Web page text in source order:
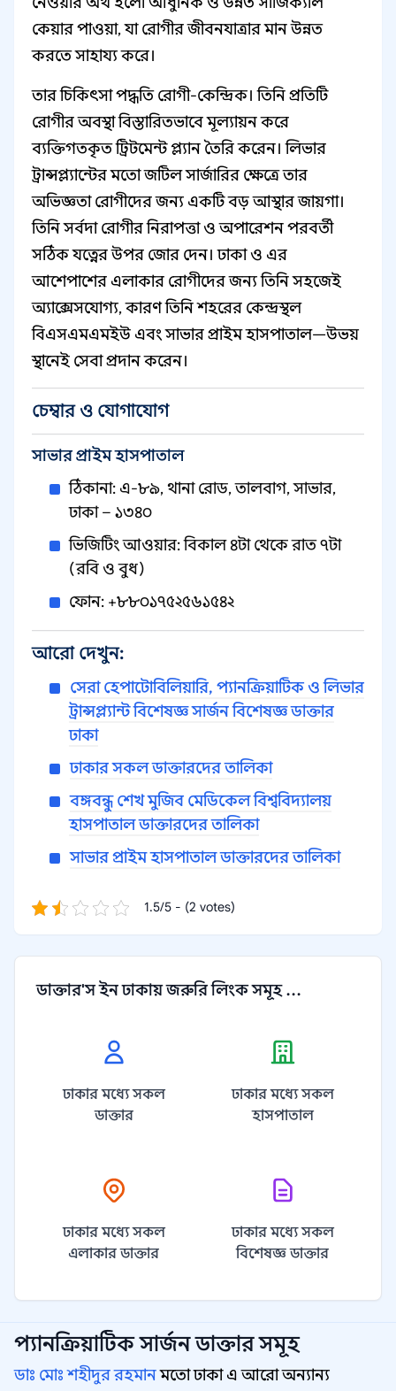
কেয়ার পাওয়া, যা রোগীর জীবনযাত্রার মান উন্নত
করতে সাহায্য করে।
তার চিকিৎসা পদ্ধতি রোগী-কেন্দ্রিক। তিনি প্রতিটি
রোগীর অবস্থা বিস্তারিতভাবে মূল্যায়ন করে
ব্যক্তিগতকৃত ট্রিটমেন্ট প্ল্যান তৈরি করেন। লিভার
ট্রান্সপ্ল্যান্টের মতো জটিল সার্জারির ক্ষেত্রে তার
অভিজ্ঞতা রোগীদের জন্য একটি বড় আস্থার জায়গা।
তিনি সর্বদা রোগীর নিরাপত্তা ও অপারেশন পরবর্তী
সঠিক যত্নের উপর জোর দেন। ঢাকা ও এর
আশেপাশের এলাকার রোগীদের জন্য তিনি সহজেই
অ্যাক্সেসযোগ্য, কারণ তিনি শহরের কেন্দ্রস্থল
বিএসএমএমইউ এবং সাভার প্রাইম হাসপাতাল—উভয়
স্থানেই সেবা প্রদান করেন।
চেম্বার ও যোগাযোগ
সাভার প্রাইম হাসপাতাল
ঠিকানা: এ-৮৯, থানা রোড, তালবাগ, সাভার,
ঢাকা – ১৩৪০
ভিজিটিং আওয়ার: বিকাল ৪টা থেকে রাত ৭টা
(রবি ও বুধ)
ফোন: +৮৮০১৭৫২৫৬১৫৪২
আরো দেখুন:
সেরা হেপাটোবিলিয়ারি, প্যানক্রিয়াটিক ও লিভার
ট্রান্সপ্ল্যান্ট বিশেষজ্ঞ সার্জন বিশেষজ্ঞ ডাক্তার
ঢাকা
ঢাকার সকল ডাক্তারদের তালিকা
বঙ্গবন্ধু শেখ মুজিব মেডিকেল বিশ্ববিদ্যালয়
হাসপাতাল ডাক্তারদের তালিকা
সাভার প্রাইম হাসপাতাল ডাক্তারদের তালিকা
1.5/5 - (2 votes)
ডাক্তার'স ইন ঢাকায় জরুরি লিংক সমূহ ...
ঢাকার মধ্যে সকল
ডাক্তার
ঢাকার মধ্যে সকল
হাসপাতাল
ঢাকার মধ্যে সকল
এলাকার ডাক্তার
ঢাকার মধ্যে সকল
বিশেষজ্ঞ ডাক্তার
প্যানক্রিয়াটিক সার্জন ডাক্তার সমূহ
ডাঃ মোঃ শহীদুর রহমানমতো ঢাকা এ আরো অন্যান্য